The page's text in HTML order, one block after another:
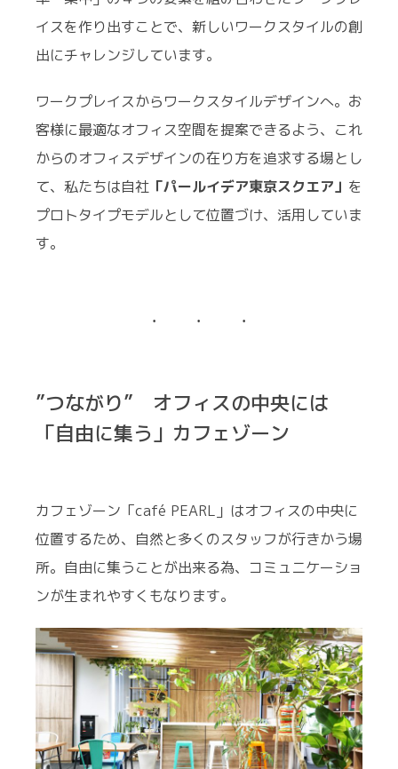
イスを作り出すことで、新しいワークスタイルの創
出にチャレンジしています。
ワークプレイスからワークスタイルデザインへ。お
客様に最適なオフィス空間を提案できるよう、これ
からのオフィスデザインの在り方を追求する場とし
て、私たちは自社 「パールイデア東京スクエア」 を
プロトタイプモデルとして位置づけ、活用していま
す。
”つながり” オフィスの中央には
「自由に集う」カフェゾーン
カフェゾーン「café PEARL」はオフィスの中央に
位置するため、自然と多くのスタッフが行きかう場
所。自由に集うことが出来る為、コミュニケーショ
ンが生まれやすくもなります。